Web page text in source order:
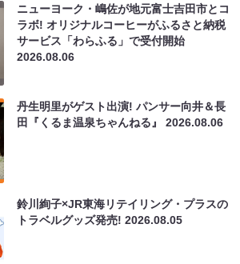
ニューヨーク・嶋佐が地元富士吉田市とコ
ラボ! オリジナルコーヒーがふるさと納税
サービス「わらふる」で受付開始
2026.08.06
丹生明里がゲスト出演! パンサー向井＆長
田『くるま温泉ちゃんねる』2026.08.06
鈴川絢子×JR東海リテイリング・プラスの
トラベルグッズ発売!2026.08.05